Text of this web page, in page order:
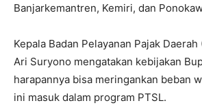
Banjarkemantren, Kemiri, dan
Kepala Badan Pelayanan Pajak
Ari Suryono mengatakan kebijakan
harapannya bisa meringankan beban
ini masuk dalam program PTSL.